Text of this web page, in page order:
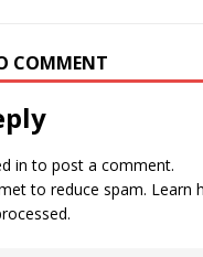
COMMENT
in to post a comment.
to reduce spam. Learn